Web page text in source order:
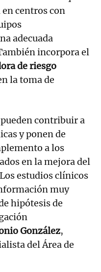
centros con
adecuada
incorpora el
de riesgo
la toma de
pueden contribuir a
y ponen de
a los
en la mejora del
estudios clínicos
muy
hipótesis de
González,
del Área de